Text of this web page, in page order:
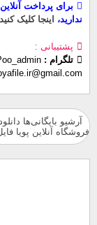
برای پرداخت
ندارید،
اینجا کلیک کنید
پشتیبانی
تلگرام :
آرشیو بایگانی‌ها
فروشگاه آنلاین پویا